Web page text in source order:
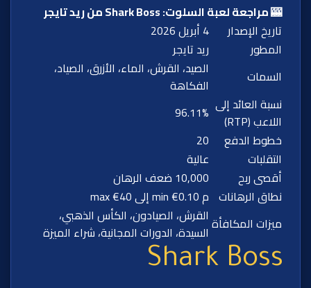
🎰 مراجعة لعبة السلوت: Shark Boss من ريد تايجر
تاريخ الإصدار
4 أبريل 2026
المطور
ريد تايجر
السمات
الصيد، القرش، الماء، الأزرق، الصياد،
الفكاهة
نسبة العائد إلى
اللاعب (RTP)
96.11%
خطوط الدفع
20
التقلبات
عالية
أقصى ربح
10,000 ضعف الرهان
نطاق الرهانات م min €0.10 إلى max €40
ميزات المكافأة القرش، الصيادون، الكأس الذهبي،
السيدة، الدورات المجانية، شراء الميزة
Shark Boss